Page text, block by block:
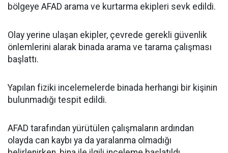
bölgeye AFAD arama ve kurtarma ekipleri sevk edildi.
Olay yerine ulaşan ekipler, çevrede gerekli güvenlik
önlemlerini alarak binada arama ve tarama çalışması
başlattı.
Yapılan fiziki incelemelerde binada herhangi bir kişinin
bulunmadığı tespit edildi.
AFAD tarafından yürütülen çalışmaların ardından
olayda can kaybı ya da yaralanma olmadığı